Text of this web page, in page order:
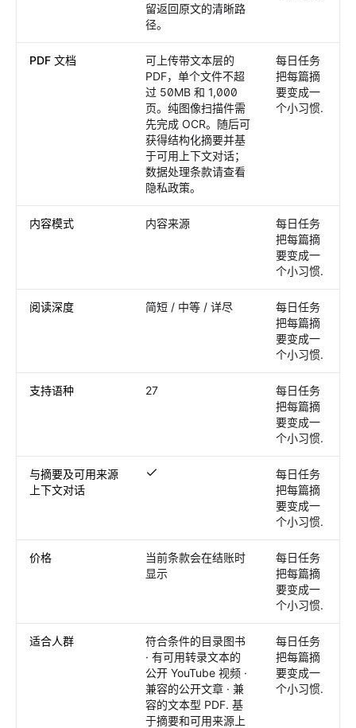
留返回原文的清晰路
径。
PDF 文档
可上传带文本层的
PDF，单个文件不超
过 50MB 和 1,000
页。纯图像扫描件需
先完成 OCR。随后可
获得结构化摘要并基
于可用上下文对话；
数据处理条款请查看
隐私政策。
每日任务
把每篇摘
要变成一
个小习惯.
内容模式 内容来源
每日任务
把每篇摘
要变成一
个小习惯.
阅读深度 简短 / 中等 / 详尽
每日任务
把每篇摘
要变成一
个小习惯.
支持语种 27
每日任务
把每篇摘
要变成一
个小习惯.
与摘要及可用来源
上下文对话
与摘要及可用来源上下文对话
每日任务
把每篇摘
要变成一
个小习惯.
价格
当前条款会在结账时
显示
每日任务
把每篇摘
要变成一
个小习惯.
适合人群
符合条件的目录图书
· 有可用转录文本的
公开 YouTube 视频 ·
兼容的公开文章 · 兼
容的文本型 PDF. 基
于摘要和可用来源上
每日任务
把每篇摘
要变成一
个小习惯.